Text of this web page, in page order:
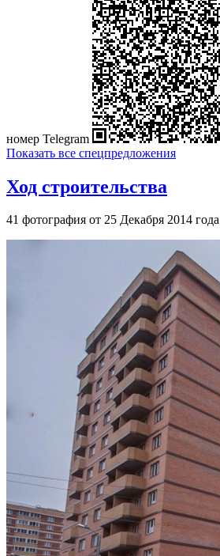
номер Telegram
Показать все спецпредложения
Ход строительства
41 фотография от 25 Декабря 2014 года